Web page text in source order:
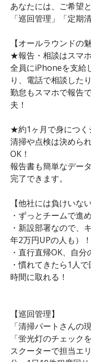
あなたには、ご希望
「巡回管理」「定期
【オールラウンドの魅
★報告・相談はスマ
全員にiPhoneを支給
り、電話で相談した
勤怠もスマホで報告
夫！
★約1ヶ月で身につく
清掃や点検は決めら
OK！
報告書も簡単なデー
完了できます。
【他社には負けいな
・ずっとチームで進
・新設部署なので、
年2万円UPの人も）！
・直行直帰OK、自分
・慣れてきたら1人
時間に取れる！
【巡回管理】
「清掃パートさんの
「蛍光灯のチェック
スクーターで担当エ